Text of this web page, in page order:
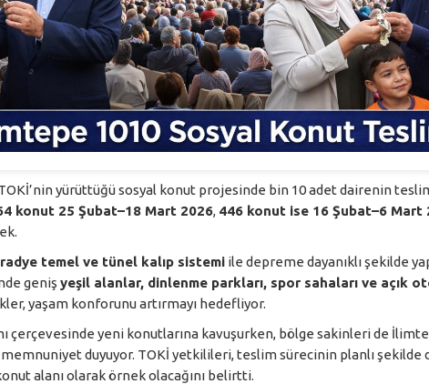
yürüttüğü sosyal konut projesinde bin 10 adet dairenin
konut 25 Şubat–18 Mart 2026, 446 konut ise 16 Şubat–6 Mart
radye temel ve tünel kalıp sistemiile depreme dayanıklı şekilde
geniş yeşil alanlar, dinlenme parkları, spor sahaları ve açık
yaşam konforunu artırmayı hedefliyor.
çerçevesinde yeni konutlarına kavuşurken, bölge sakinleri de
memnuniyet duyuyor. TOKİ yetkilileri, teslim sürecinin planlı şekilde
alanı olarak örnek olacağını belirtti.